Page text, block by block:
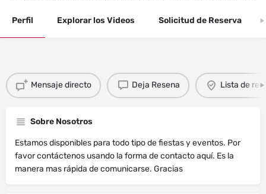
Perfil Explorar los Videos Solicitud de Reserva
Mensaje directo Deja Resena Lista de
Sobre Nosotros
Estamos disponibles para todo tipo de fiestas y eventos. Por
favor contáctenos usando la forma de contacto aquí. Es la
manera mas rápida de comunicarse. Gracias